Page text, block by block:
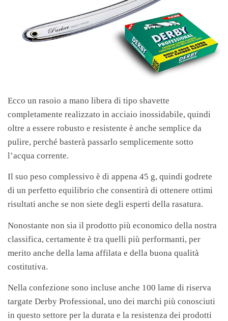
Ecco un rasoio a mano libera di tipo shavette
completamente realizzato in acciaio inossidabile, quindi
oltre a essere robusto e resistente è anche semplice da
pulire, perché basterà passarlo semplicemente sotto
l’acqua corrente.
Il suo peso complessivo è di appena 45 g, quindi godrete
di un perfetto equilibrio che consentirà di ottenere ottimi
risultati anche se non siete degli esperti della rasatura.
Nonostante non sia il prodotto più economico della nostra
classifica, certamente è tra quelli più performanti, per
merito anche della lama affilata e della buona qualità
costitutiva.
Nella confezione sono incluse anche 100 lame di riserva
targate Derby Professional, uno dei marchi più conosciuti
in questo settore per la durata e la resistenza dei prodotti